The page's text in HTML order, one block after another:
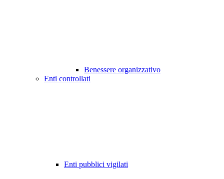
Benessere organizzativo
Enti controllati
Enti pubblici vigilati